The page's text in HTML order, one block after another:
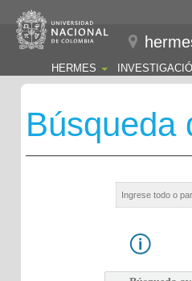
HERMES
Búsqueda